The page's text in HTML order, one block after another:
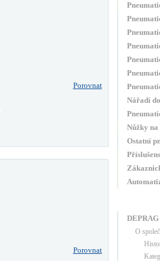
Porovnat
Porovnat
Nářadí
Nůžky na
Ostatní
DEPRAG
O